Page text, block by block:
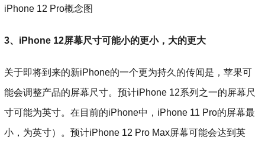
iPhone 12 Pro概念图
3、iPhone 12屏幕尺寸可能小的更小，大的更大
关于即将到来的新iPhone的一个更为持久的传闻是，苹果可
能会调整产品的屏幕尺寸。预计iPhone 12系列之一的屏幕尺
寸可能为英寸。在目前的iPhone中，iPhone 11 Pro的屏幕最
小，为英寸）。预计iPhone 12 Pro Max屏幕可能会达到英